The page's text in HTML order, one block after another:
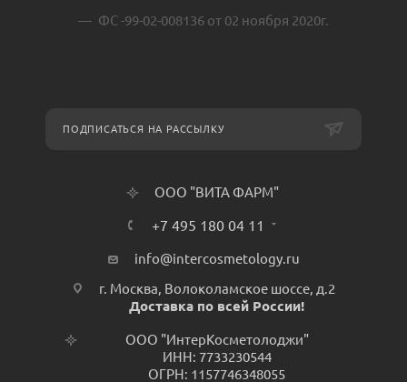
ФС -99-02-008136 от 02 ноября 2020г.
ПОДПИСАТЬСЯ НА РАССЫЛКУ
ООО "ВИТА ФАРМ"
+7 495 180 04 11
info@intercosmetology.ru
г. Москва, Волоколамское шоссе, д.2
Доставка по всей России!
ООО "ИнтерКосметолоджи"
ИНН: 7733230544
ОГРН: 1157746348055